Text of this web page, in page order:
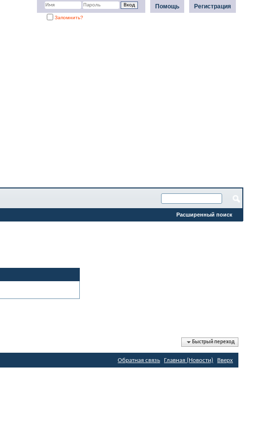
Регистрация
Помощь
Запомнить?
Расширенный поиск
Быстрый переход
Обратная связь Главная (Новости) Вверх